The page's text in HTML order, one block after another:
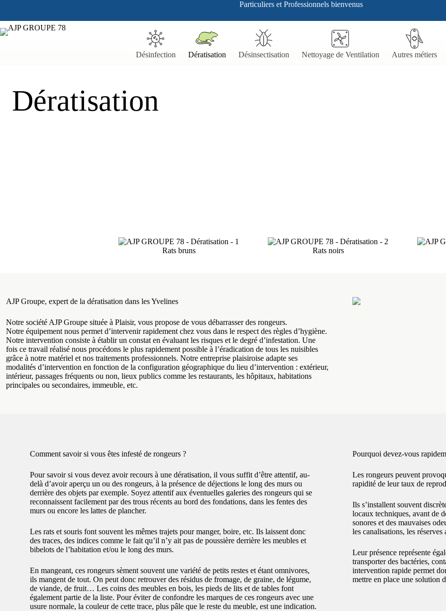
contenu
Particuliers et Professionnels bienvenus
Désinfection Dératisation Désinsectisation Nettoyage de Ventilation Autres métiers
Dératisation
Rats bruns Rats noirs
AJP Groupe, expert de la dératisation dans les Yvelines
Notre société AJP Groupe située à Plaisir, vous propose de vous débarrasser des rongeurs.
Notre équipement nous permet d’intervenir rapidement chez vous dans le respect des règles d’hygiène.
Notre intervention consiste à établir un constat en évaluant les risques et le degré d’infestation. Une
fois ce travail réalisé nous procédons le plus rapidement possible à l’éradication de tous les nuisibles
grâce à notre matériel et nos traitements professionnels. Notre entreprise plaisiroise adapte ses
modalités d’intervention en fonction de la configuration géographique du lieu d’intervention : extérieur,
intérieur, passages fréquents ou non, lieux publics comme les restaurants, les hôpitaux, habitations
principales ou secondaires, immeuble, etc.
Comment savoir si vous êtes infesté de rongeurs ?
Pour savoir si vous devez avoir recours à une dératisation, il vous suffit d’être attentif, au-
delà d’avoir aperçu un ou des rongeurs, à la présence de déjections le long des murs ou
derrière des objets par exemple. Soyez attentif aux éventuelles galeries des rongeurs qui se
reconnaissent facilement par des trous récents au bord des fondations, dans les fentes des
murs ou encore les lattes de plancher.
Les rats et souris font souvent les mêmes trajets pour manger, boire, etc. Ils laissent donc
des traces, des indices comme le fait qu’il n’y ait pas de poussière derrière les meubles et
bibelots de l’habitation et/ou le long des murs.
En mangeant, ces rongeurs sèment souvent une variété de petits restes et étant omnivores,
ils mangent de tout. On peut donc retrouver des résidus de fromage, de graine, de légume,
de viande, de fruit… Les coins des meubles en bois, les pieds de lits et de tables font
également partie de la liste. Pour éviter de confondre les marques de ces rongeurs avec une
usure normale, la couleur de cette trace, plus pâle que le reste du meuble, est une indication.
Pourquoi devez-vous
Les rongeurs peuvent
rapidité de leur taux de
Ils s’installent souvent
locaux techniques, avant de
sonores et des mauvaises
les canalisations, les
Leur présence représente
transporter des bactéries,
intervention rapide permet
mettre en place une solution